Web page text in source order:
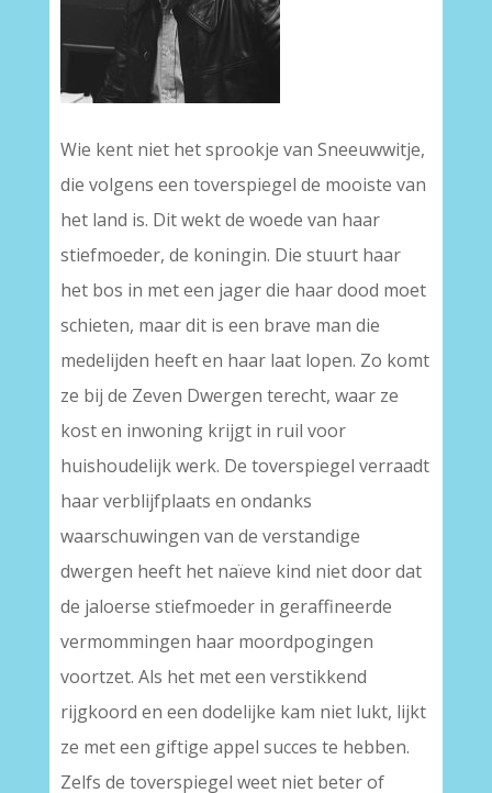
Wie kent niet het sprookje van Sneeuwwitje,
die volgens een toverspiegel de mooiste van
het land is. Dit wekt de woede van haar
stiefmoeder, de koningin. Die stuurt haar
het bos in met een jager die haar dood moet
schieten, maar dit is een brave man die
medelijden heeft en haar laat lopen. Zo komt
ze bij de Zeven Dwergen terecht, waar ze
kost en inwoning krijgt in ruil voor
huishoudelijk werk. De toverspiegel verraadt
haar verblijfplaats en ondanks
waarschuwingen van de verstandige
dwergen heeft het naïeve kind niet door dat
de jaloerse stiefmoeder in geraffineerde
vermommingen haar moordpogingen
voortzet. Als het met een verstikkend
rijgkoord en een dodelijke kam niet lukt, lijkt
ze met een giftige appel succes te hebben.
Zelfs de toverspiegel weet niet beter of